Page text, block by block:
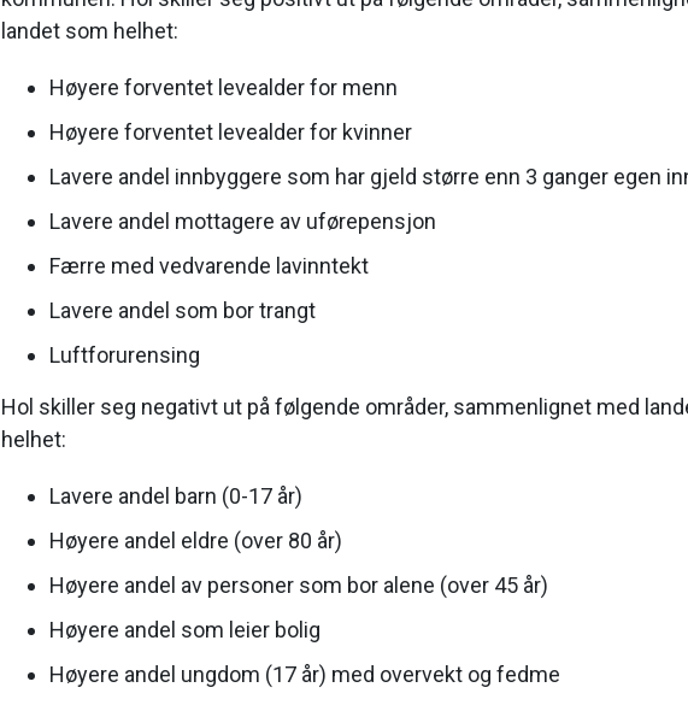
landet som helhet:
Høyere forventet levealder for menn
Høyere forventet levealder for kvinner
Lavere andel innbyggere som har gjeld større enn 3 ganger egen
Lavere andel mottagere av uførepensjon
Færre med vedvarende lavinntekt
Lavere andel som bor trangt
Luftforurensing
Hol skiller seg negativt ut på følgende områder, sammenlignet med
helhet:
Lavere andel barn (0-17 år)
Høyere andel eldre (over 80 år)
Høyere andel av personer som bor alene (over 45 år)
Høyere andel som leier bolig
Høyere andel ungdom (17 år) med overvekt og fedme